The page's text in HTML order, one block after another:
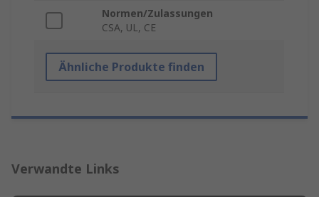
Normen/Zulassungen
CSA, UL, CE
Ähnliche Produkte finden
Verwandte Links